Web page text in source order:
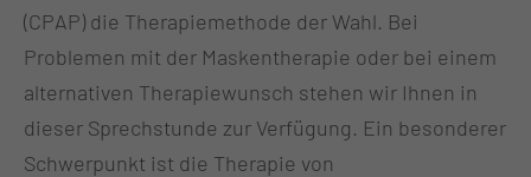
(CPAP) die Therapiemethode der Wahl. Bei
Problemen mit der Maskentherapie oder bei einem
alternativen Therapiewunsch stehen wir Ihnen in
dieser Sprechstunde zur Verfügung. Ein besonderer
Schwerpunkt ist die Therapie von